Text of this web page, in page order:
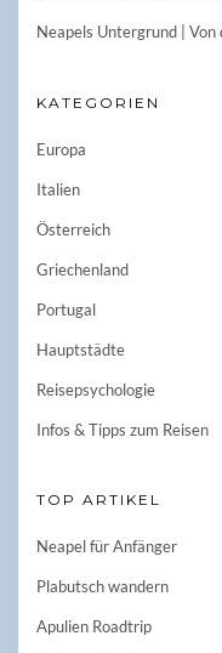
Neapels Untergrund | Von
KATEGORIEN
Europa
Italien
Österreich
Griechenland
Portugal
Hauptstädte
Reisepsychologie
Infos & Tipps zum Reisen
TOP ARTIKEL
Neapel für Anfänger
Plabutsch wandern
Apulien Roadtrip